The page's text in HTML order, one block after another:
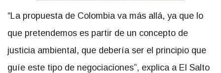
“La propuesta de Colombia va más allá, ya que lo
que pretendemos es partir de un concepto de
justicia ambiental, que debería ser el principio que
guíe este tipo de negociaciones”, explica a El Salto